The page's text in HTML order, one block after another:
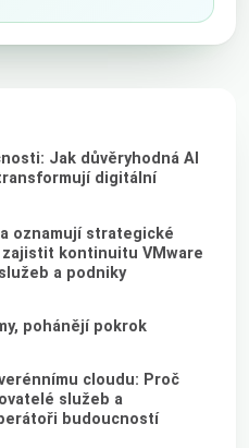
Jak důvěryhodná AI
digitální
oznamují strategické
kontinuitu VMware
a podniky
pohánějí pokrok
cloudu: Proč
služeb a
budoucností